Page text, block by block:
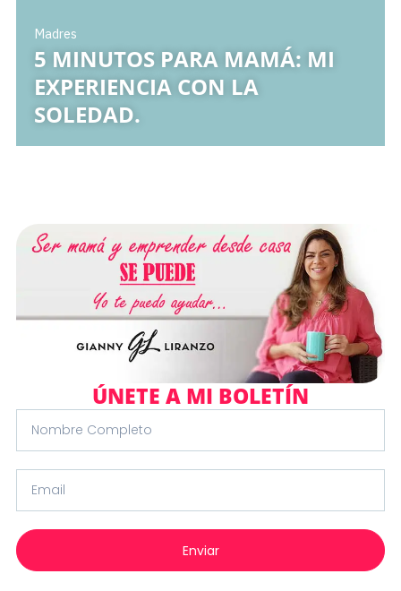
Madres
5 MINUTOS PARA MAMÁ: MI
EXPERIENCIA CON LA
SOLEDAD.
ÚNETE A MI BOLETÍN
Enviar